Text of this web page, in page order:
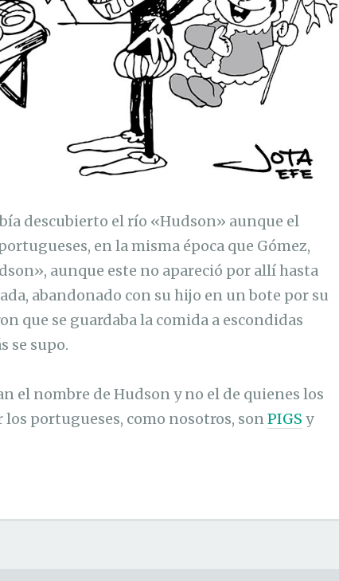
descubierto el río «Hudson» aunque el
en la misma época que Gómez,
aunque este no apareció por allí hasta
abandonado con su hijo en un bote por su
que se guardaba la comida a escondidas
se supo.
el nombre de Hudson y no el de quienes los
portugueses, como nosotros, sonPIGS y